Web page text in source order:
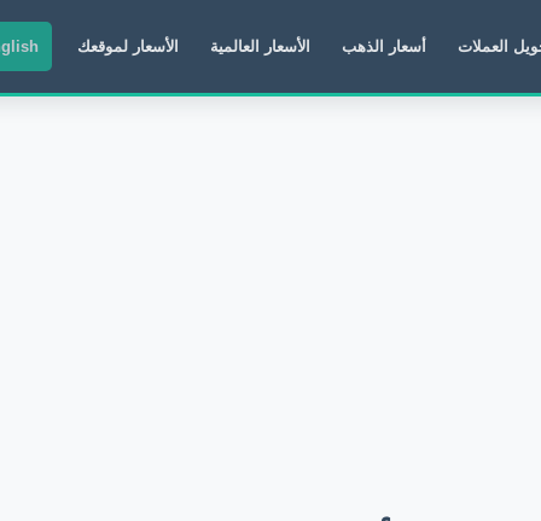
العملات أسعار الذهب الأسعار العالمية الأسعار لموقعك